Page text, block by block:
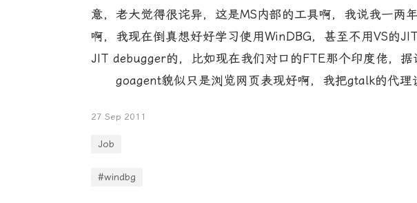
意，老大觉得很诧异，这是MS内部的工具啊，我说我一
啊，我现在倒真想好好学习使用WinDBG，甚至不用VS的
JIT debugger的，比如现在我们对口的FTE那个印度佬，据
goagent貌似只是浏览网页表现好啊，我把gtalk的代理
27 Sep 2011
Job
#windbg